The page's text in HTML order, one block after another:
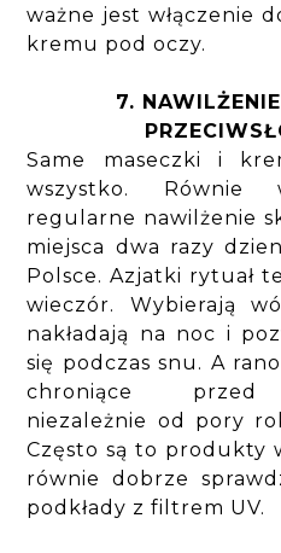
ważne jest włączenie
kremu pod oczy.
7.
Same maseczki i
wszystko.
regularne nawilżenie
miejsca dwa razy
Polsce. Azjatki rytuał
wieczór. Wybierają
nakładają na noc i
się podczas snu. A
chroniące przed
niezależnie od pory
Często są to produkty
równie dobrze
podkłady z filtrem UV.